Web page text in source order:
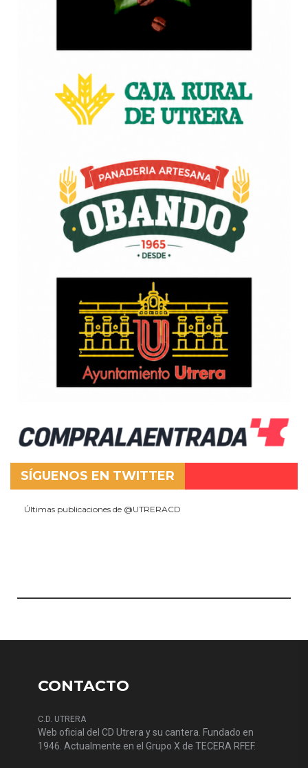
SÍGUENOS EN TWITTER
Últimas publicaciones de @UTRERACD
CONTACTO
C.D. UTRERA
Web oficial del CD Utrera y su cantera. Fundado en
1946. Actualmente en el Grupo X de TECERA RFEF.